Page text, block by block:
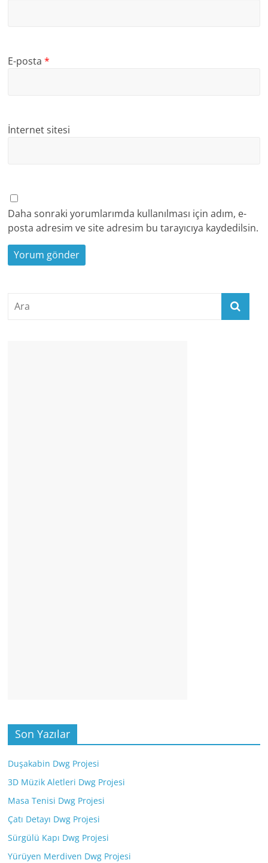
E-posta*
İnternet sitesi
Daha sonraki yorumlarımda kullanılması için adım, e-
posta adresim ve site adresim bu tarayıcıya kaydedilsin.
Son Yazılar
Duşakabin Dwg Projesi
3D Müzik Aletleri Dwg Projesi
Masa Tenisi Dwg Projesi
Çatı Detayı Dwg Projesi
Sürgülü Kapı Dwg Projesi
Yürüyen Merdiven Dwg Projesi